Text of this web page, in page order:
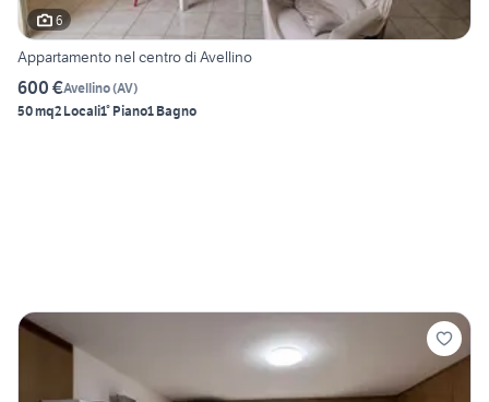
6
Appartamento nel centro di Avellino
600 €Avellino(AV)
50 mq2 Locali1° Piano1 Bagno